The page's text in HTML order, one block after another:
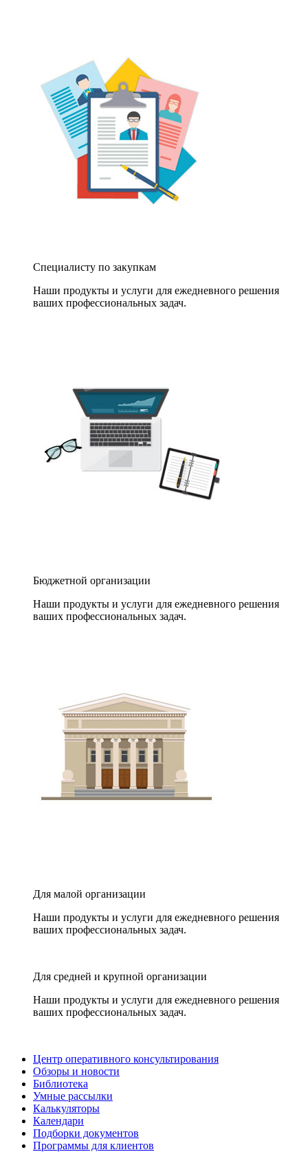
Специалисту по закупкам
Наши продукты и услуги для ежедневного решения
ваших профессиональных задач.
Бюджетной организации
Наши продукты и услуги для ежедневного решения
ваших профессиональных задач.
Для малой организации
Наши продукты и услуги для ежедневного решения
ваших профессиональных задач.
Для средней и крупной организации
Наши продукты и услуги для ежедневного решения
ваших профессиональных задач.
Центр оперативного консультирования
Обзоры и новости
Библиотека
Умные рассылки
Калькуляторы
Календари
Подборки документов
Программы для клиентов